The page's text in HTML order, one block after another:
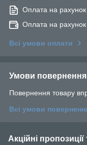
Оплата на рахунок
Оплата на рахунок
Всі умови оплати
Умови повернення
Повернення товару
Всі умови
Акційні